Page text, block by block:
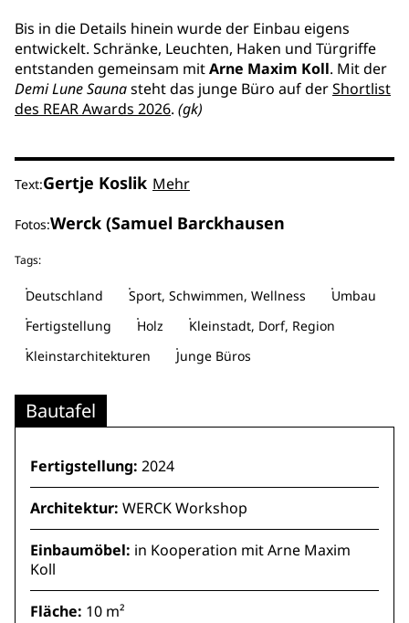
Bis in die Details hinein wurde der Einbau eigens
entwickelt. Schränke, Leuchten, Haken und Türgriffe
entstanden gemeinsam mitArne Maxim Koll. Mit der
Demi Lune Saunasteht das junge Büro auf derShortlist
des REAR Awards 2026. (gk)
Text:Gertje Koslik Mehr
Fotos:Werck (Samuel Barckhausen
Tags:
Deutschland Sport, Schwimmen, Wellness
Umbau
Fertigstellung
Holz
Kleinstadt, Dorf, Region
Kleinstarchitekturen
Junge Büros
Bautafel
Fertigstellung: 2024
Architektur: WERCK Workshop
Einbaumöbel: in Kooperation mit Arne Maxim
Koll
Fläche: 10 m²